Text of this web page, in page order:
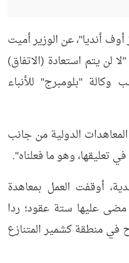
أنديا"، عن الوزير أميت
لن يتم استعادة (الاتفاق)
"بلومبرج" للأنباء
الدولية من جانب
تعليقها، وهو ما فعلناه".
أوقفت العمل بمعاهدة
مضى عليها ستة عقود؛ ردا
منطقة كشمير المتنازع